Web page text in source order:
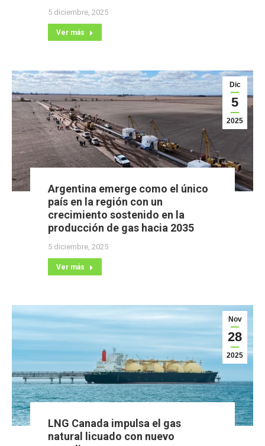
5 diciembre, 2025
Ver más
Dic
5
2025
Argentina emerge como el único
país en la región con un
crecimiento sostenido en la
producción de gas hacia 2035
5 diciembre, 2025
Ver más
Nov
28
2025
LNG Canada impulsa el gas
natural licuado con nuevo